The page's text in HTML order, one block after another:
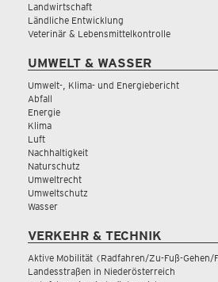
Landwirtschaft
Ländliche Entwicklung
Veterinär & Lebensmittelkontrolle
UMWELT & WASSER
Umwelt-, Klima- und Energiebericht
Abfall
Energie
Klima
Luft
Nachhaltigkeit
Naturschutz
Umweltrecht
Umweltschutz
Wasser
VERKEHR & TECHNIK
Aktive Mobilität (Radfahren/Zu-Fuß-Gehen/
Landesstraßen in Niederösterreich